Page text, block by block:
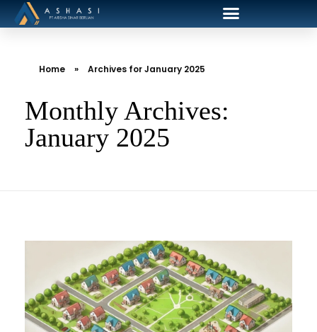
Home » Archives for January 2025
Monthly Archives:
January 2025